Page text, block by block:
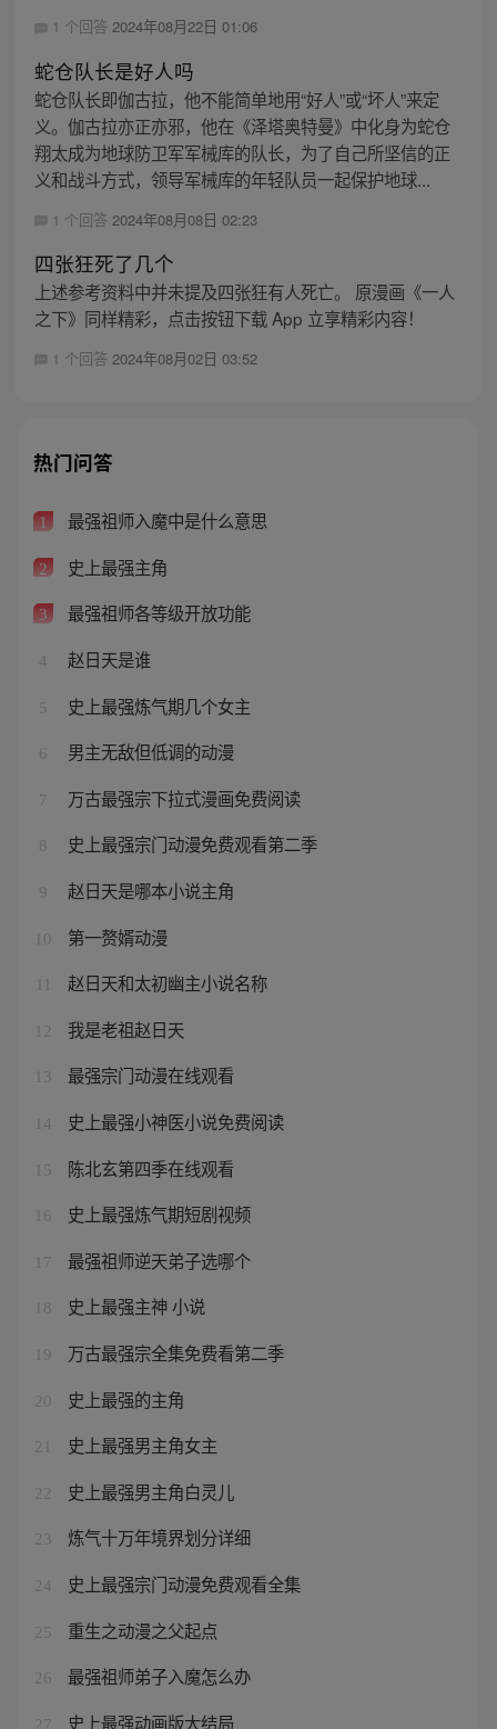
1 个回答 2024年08月22日 01:06
蛇仓队长是好人吗
蛇仓队长即伽古拉，他不能简单地用“好人”或“坏人”来定
义。伽古拉亦正亦邪，他在《泽塔奥特曼》中化身为蛇仓
翔太成为地球防卫军军械库的队长，为了自己所坚信的正
义和战斗方式，领导军械库的年轻队员一起保护地球...
1 个回答 2024年08月08日 02:23
四张狂死了几个
上述参考资料中并未提及四张狂有人死亡。 原漫画《一人
之下》同样精彩，点击按钮下载 App 立享精彩内容！
1 个回答 2024年08月02日 03:52
热门问答
1 最强祖师入魔中是什么意思
2 史上最强主角
3 最强祖师各等级开放功能
4 赵日天是谁
5 史上最强炼气期几个女主
6 男主无敌但低调的动漫
7 万古最强宗下拉式漫画免费阅读
8 史上最强宗门动漫免费观看第二季
9 赵日天是哪本小说主角
10 第一赘婿动漫
赵日天和太初幽主小说名称
12 我是老祖赵日天
13 最强宗门动漫在线观看
14 史上最强小神医小说免费阅读
15 陈北玄第四季在线观看
16 史上最强炼气期短剧视频
17 最强祖师逆天弟子选哪个
18 史上最强主神 小说
19 万古最强宗全集免费看第二季
20 史上最强的主角
21 史上最强男主角女主
22 史上最强男主角白灵儿
23 炼气十万年境界划分详细
24 史上最强宗门动漫免费观看全集
25 重生之动漫之父起点
26 最强祖师弟子入魔怎么办
27 史上最强动画版大结局